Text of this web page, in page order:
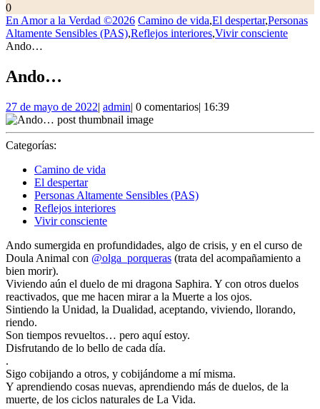
carrito
de
la
compra
0
En Amor a la Verdad ©2026 Camino de vida,El despertar,Personas
Altamente Sensibles (PAS),Reflejos interiores,Vivir consciente
Ando…
Ando…
27 de mayo de 202227
de
mayo
| adminadmin
| 0 comentarios| 16:39
Categorías:
Camino de vida
El despertar
Personas Altamente Sensibles (PAS)
Reflejos interiores
Vivir consciente
Ando sumergida en profundidades, algo de crisis, y en el curso de
Doula Animal con @olga_porqueras (trata del acompañamiento a
bien morir).
Viviendo aún el duelo de mi dragona Saphira. Y con otros duelos
reactivados, que me hacen mirar a la Muerte a los ojos.
Sintiendo la Unidad, la Dualidad, aceptando, viviendo, llorando,
riendo.
Son tiempos revueltos… pero aquí estoy.
Disfrutando de lo bello de cada día.
.
Sigo cobijando a otros, y cobijándome a mí misma.
Y aprendiendo cosas nuevas, aprendiendo más de duelos, de la
muerte, de los ciclos naturales de La Vida.